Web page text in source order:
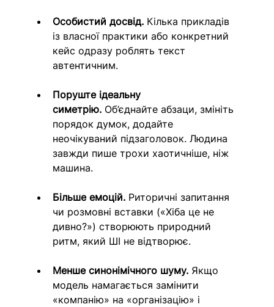
Особистий досвід. Кілька прикладів
із власної практики або конкретний
кейс одразу роблять текст
автентичним.
Поруште ідеальну
симетрію. Об’єднайте абзаци, змініть
порядок думок, додайте
неочікуваний підзаголовок. Людина
завжди пише трохи хаотичніше, ніж
машина.
Більше емоцій. Риторичні запитання
чи розмовні вставки («Хіба це не
дивно?») створюють природний
ритм, який ШІ не відтворює.
Менше синонімічного шуму. Якщо
модель намагається замінити
«компанію» на «організацію» і